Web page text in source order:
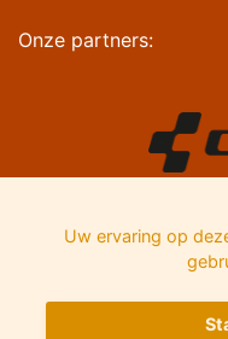
Onze partners:
Uw ervaring op